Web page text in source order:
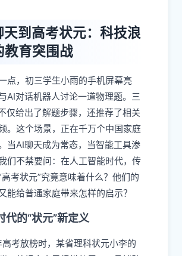
天到高考状元：科技浪
教育突围战
点，初三学生小雨的手机屏幕亮
AI对话机器人讨论一道物理题。三
仅给出了解题步骤，还推荐了相关
。这个场景，正在千万个中国家庭
当AI聊天成为常态，当智能工具渗
们不禁要问：在人工智能时代，传
考状元”究竟意味着什么？他们的
能给普通家庭带来怎样的启示？
代的“状元”新定义
考放榜时，某省理科状元小李的